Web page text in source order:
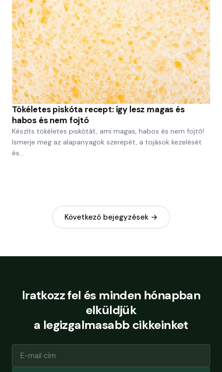
Tökéletes piskóta recept: így lesz magas és
habos és nem fojtó
Készíts tökéletes piskótát, ami magas, habos és nem fojtó!
Ismerje meg az alapanyagok szerepét, a tojások kezelését
és…
Következő bejegyzések →
Iratkozz fel és minden hónapban
elküldjük
a legizgalmasabb cikkeinket